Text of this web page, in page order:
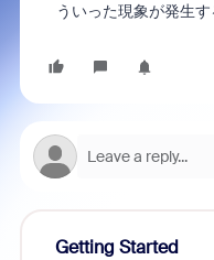
ういった現象が発生
Getting Started